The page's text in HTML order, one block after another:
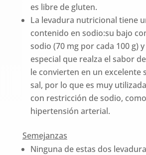
es libre de gluten.
La levadura nutricional tiene
contenido en sodio:su bajo
sodio (70 mg por cada 100 g)
especial que realza el sabor
le convierten en un excelente
sal, por lo que es muy
con restricción de sodio,
hipertensión arterial.
Semejanzas
Ninguna de estas dos